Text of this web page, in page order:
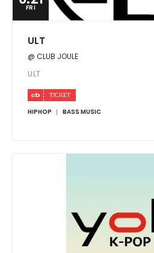
FRI
ULT
@ CLUB JOULE
ULT
HIPHOP BASS MUSIC